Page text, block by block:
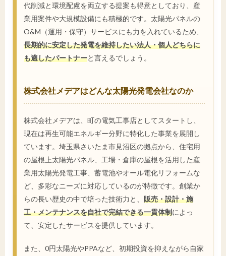
代削減と環境配慮を両立する提案も得意としており、産
業用案件や大規模設備にも積極的です。太陽光パネルの
O&M（運用・保守）サービスにも力を入れているため、
長期的に安定した発電を維持したい法人・個人どちらに
も適したパートナーと言えるでしょう。
株式会社メデアはどんな太陽光発電会社なのか
株式会社メデアは、町の電気工事店としてスタートし、
現在は再生可能エネルギー分野に特化した事業を展開し
ています。埼玉県さいたま市見沼区の拠点から、住宅用
の屋根上太陽光パネル、工場・倉庫の屋根を活用した産
業用太陽光発電工事、蓄電池やオール電化リフォームな
ど、多彩なニーズに対応しているのが特徴です。創業か
らの長い歴史の中で培った技術力と、 販売・設計・施
工・メンテナンスを自社で完結できる一貫体制によっ
て、安定したサービスを提供しています。
また、0円太陽光やPPAなど、初期投資を抑えながら自家